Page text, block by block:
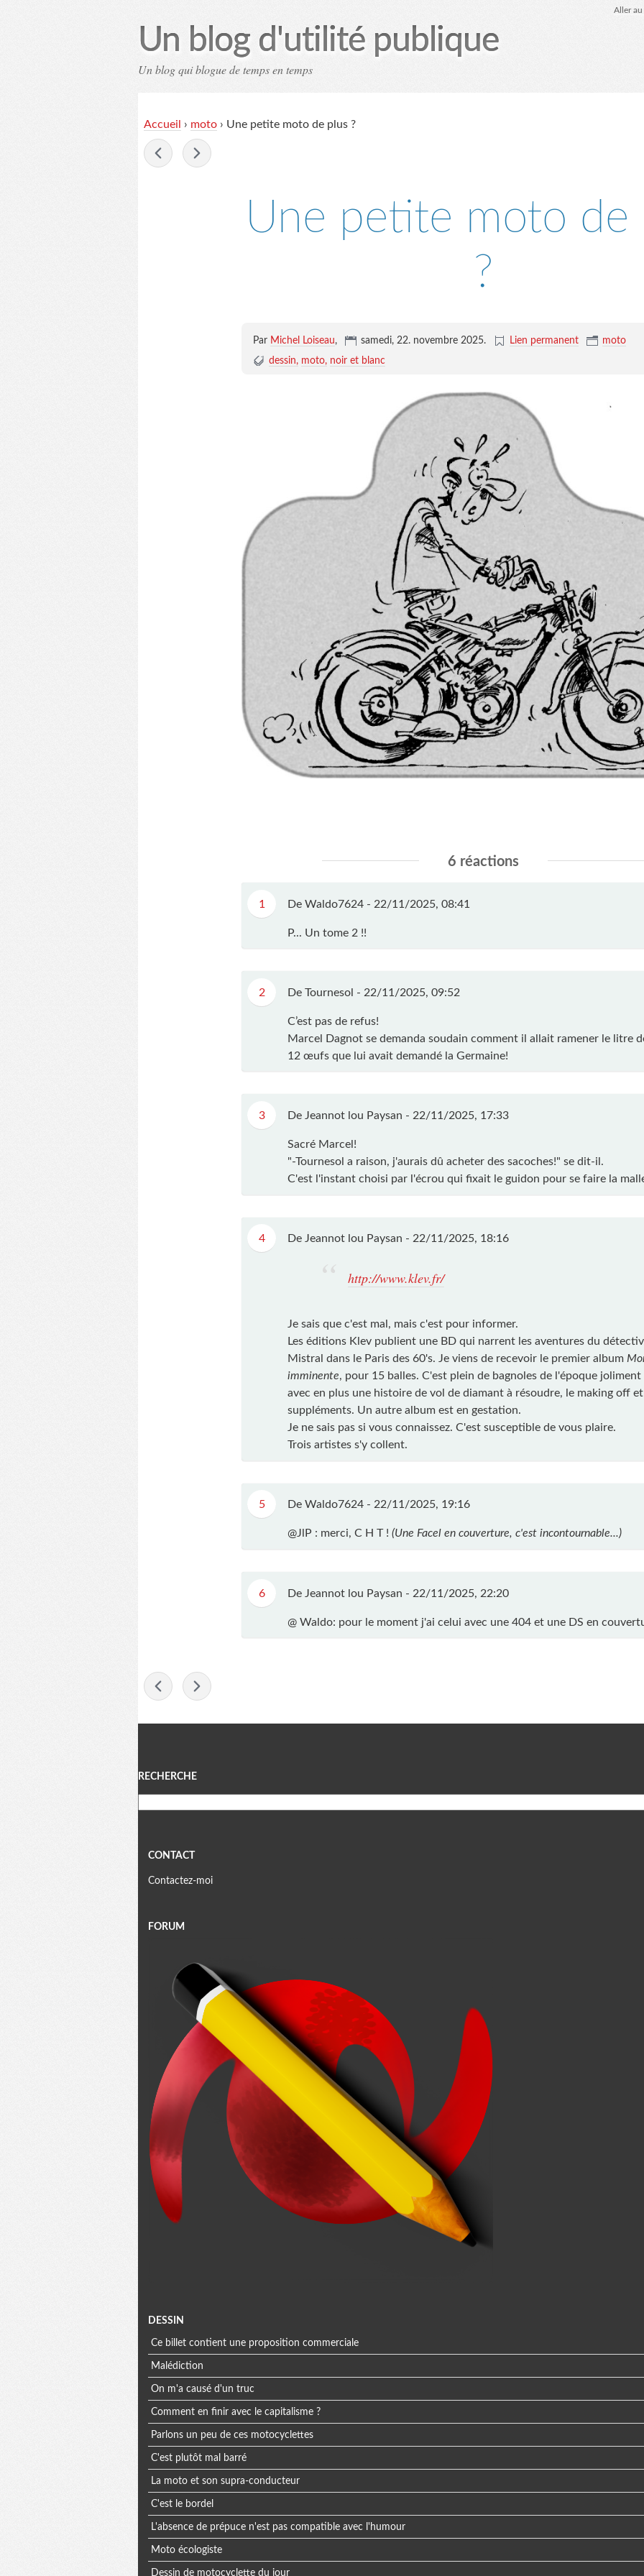
Aller
Un blog d'utilité publique
Un blog qui blogue de temps en temps
Accueil
› moto › Une petite moto de plus ?
Une petite moto de
?
Par Michel Loiseau, samedi, 22. novembre 2025. Lien permanent
moto
dessin
moto noir et blanc
6 réactions
1 De Waldo7624 - 22/11/2025, 08:41
P... Un tome 2 !!
2 De Tournesol - 22/11/2025, 09:52
C’est pas de refus!
Marcel Dagnot se demanda soudain comment il allait ramener le litre
12 œufs que lui avait demandé la Germaine!
3 De Jeannot lou Paysan - 22/11/2025, 17:33
Sacré Marcel!
"-Tournesol a raison, j'aurais dû acheter des sacoches!" se dit-il.
C'est l'instant choisi par l'écrou qui fixait le guidon pour se faire la
4 De Jeannot lou Paysan - 22/11/2025, 18:16
http://www.klev.fr/
Je sais que c'est mal, mais c'est pour informer.
Les éditions Klev publient une BD qui narrent les aventures du
Mistral dans le Paris des 60's. Je viens de recevoir le premier album
imminente, pour 15 balles. C'est plein de bagnoles de l'époque joliment
avec en plus une histoire de vol de diamant à résoudre, le making off
suppléments. Un autre album est en gestation.
Je ne sais pas si vous connaissez. C'est susceptible de vous plaire.
Trois artistes s'y collent.
5 De Waldo7624 - 22/11/2025, 19:16
@JlP : merci, C H T ! (Une Facel en couverture, c'est incontournable...)
6 De Jeannot lou Paysan - 22/11/2025, 22:20
@ Waldo: pour le moment j'ai celui avec une 404 et une DS en
Menu
RECHERCHE
CONTACT
Contactez-moi
FORUM
Menu
extra
DESSIN
Ce billet contient une proposition commerciale
Malédiction
On m'a causé d'un truc
Comment en finir avec le capitalisme ?
Parlons un peu de ces motocyclettes
C'est plutôt mal barré
La moto et son supra-conducteur
C'est le bordel
L'absence de prépuce n'est pas compatible avec l'humour
Moto écologiste
Dessin de motocyclette du jour